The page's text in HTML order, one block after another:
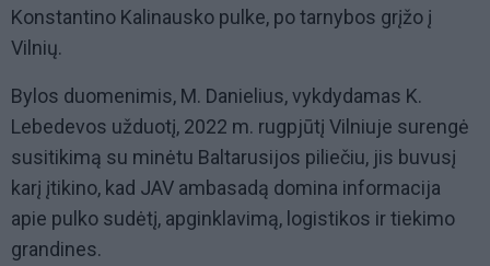
Konstantino Kalinausko pulke, po tarnybos grįžo į
Vilnių.
Bylos duomenimis, M. Danielius, vykdydamas K.
Lebedevos užduotį, 2022 m. rugpjūtį Vilniuje surengė
susitikimą su minėtu Baltarusijos piliečiu, jis buvusį
karį įtikino, kad JAV ambasadą domina informacija
apie pulko sudėtį, apginklavimą, logistikos ir tiekimo
grandines.